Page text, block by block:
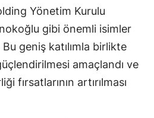
Yönetim Kurulu
gibi önemli isimler
geniş katılımla birlikte
amaçlandı ve
fırsatlarının artırılması